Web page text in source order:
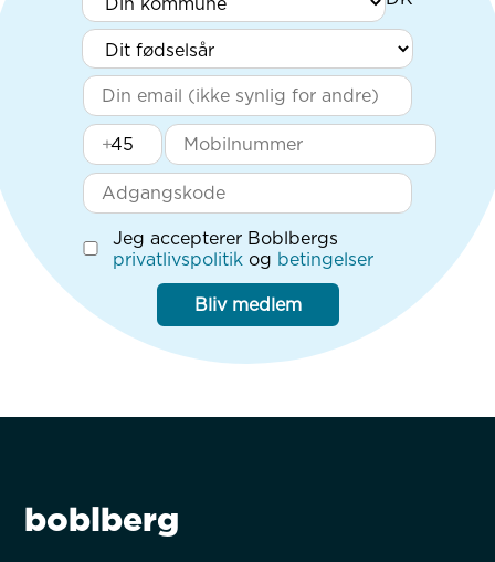
+
Jeg accepterer Boblbergs
privatlivspolitik og betingelser
Bliv medlem
boblberg